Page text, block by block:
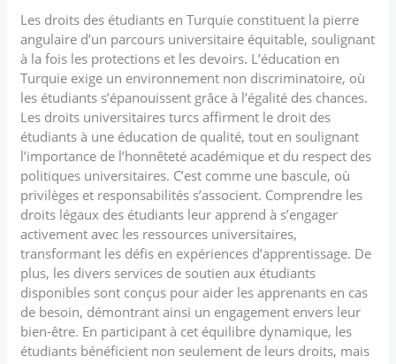
Les droits des étudiants en Turquie constituent la pierre
angulaire d’un parcours universitaire équitable, soulignant
à la fois les protections et les devoirs. L’éducation en
Turquie exige un environnement non discriminatoire, où
les étudiants s’épanouissent grâce à l’égalité des chances.
Les droits universitaires turcs affirment le droit des
étudiants à une éducation de qualité, tout en soulignant
l’importance de l’honnêteté académique et du respect des
politiques universitaires. C’est comme une bascule, où
privilèges et responsabilités s’associent. Comprendre les
droits légaux des étudiants leur apprend à s’engager
activement avec les ressources universitaires,
transformant les défis en expériences d’apprentissage. De
plus, les divers services de soutien aux étudiants
disponibles sont conçus pour aider les apprenants en cas
de besoin, démontrant ainsi un engagement envers leur
bien-être. En participant à cet équilibre dynamique, les
étudiants bénéficient non seulement de leurs droits, mais